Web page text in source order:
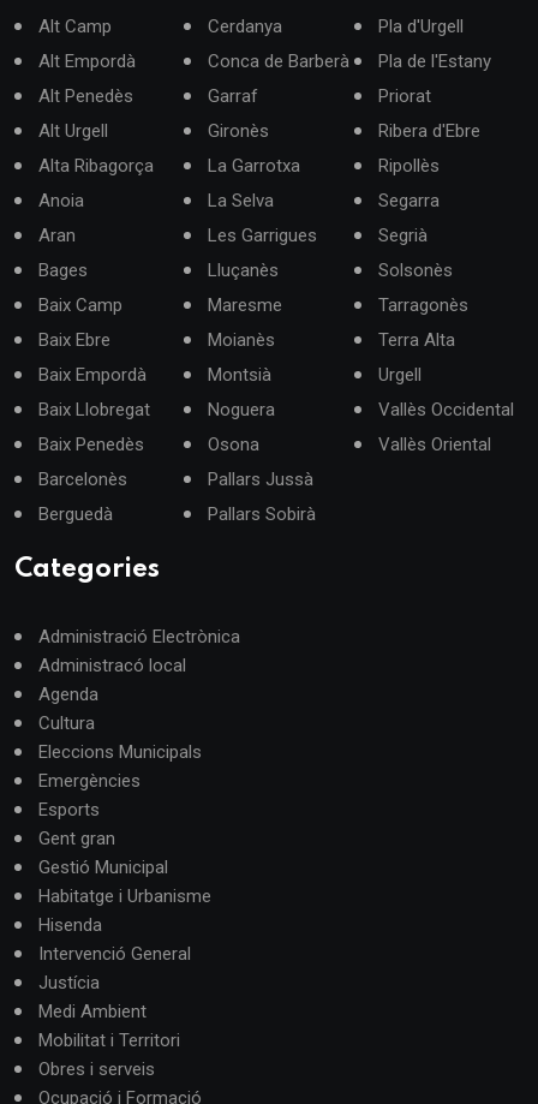
Alt Camp
Alt Empordà
Alt Penedès
Alt Urgell
Alta Ribagorça
Anoia
Aran
Bages
Baix Camp
Baix Ebre
Baix Empordà
Baix Llobregat
Baix Penedès
Barcelonès
Berguedà
Cerdanya
Conca de Barberà
Garraf
Gironès
La Garrotxa
La Selva
Les Garrigues
Lluçanès
Maresme
Moianès
Montsià
Noguera
Osona
Pallars Jussà
Pallars Sobirà
Pla d'Urgell
Pla de l'Estany
Priorat
Ribera d'Ebre
Ripollès
Segarra
Segrià
Solsonès
Tarragonès
Terra Alta
Urgell
Vallès Occidental
Vallès Oriental
Categories
Administració Electrònica
Administracó local
Agenda
Cultura
Eleccions Municipals
Emergències
Esports
Gent gran
Gestió Municipal
Habitatge i Urbanisme
Hisenda
Intervenció General
Justícia
Medi Ambient
Mobilitat i Territori
Obres i serveis
Ocupació i Formació